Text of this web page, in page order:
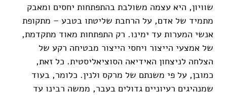
שוויון, היא עצמה משולבת בהתפתחות יחסים ומאבק
מתמיד של אדם, על הרחבת שליטתו בטבע – מתקופת
אנשי המערות עד ימינו. רק התפתחות מאוד מתקדמת,
של אמצעי הייצור ויחסי הייצור מבטיחה רקע של
הצלחה לניצחון האידיאה הסוציאליסטית. כל זאת,
כמובן, על פי משנתם של מרקס ולנין. כלומר, בעוד
שמנהיגים רעיוניים גדולים בעבר, ממשה רבינו עד